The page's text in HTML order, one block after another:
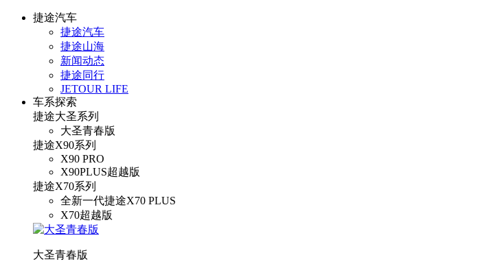
捷途汽车
捷途汽车
捷途山海
新闻动态
捷途同行
JETOUR LIFE
车系探索
捷途大圣系列
大圣青春版
捷途X90系列
X90 PRO
X90PLUS超越版
捷途X70系列
全新一代捷途X70 PLUS
X70超越版
大圣青春版